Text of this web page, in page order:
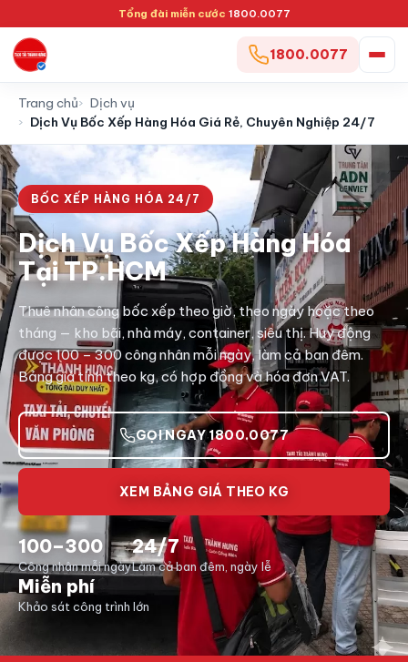
Tổng đài miễn cước 1800.0077
1800.0077
Trang chủ
Dịch vụ
Dịch Vụ Bốc Xếp Hàng Hóa Giá Rẻ, Chuyên Nghiệp 24/7
BỐC XẾP HÀNG HÓA 24/7
Dịch Vụ Bốc Xếp Hàng Hóa
Tại TP.HCM
Thuê nhân công bốc xếp theo giờ, theo ngày hoặc theo
tháng — kho bãi, nhà máy, container, siêu thị. Huy động
được 100 – 300 công nhân mỗi ngày, làm cả ban đêm.
Bảng giá tính theo kg, có hợp đồng và hóa đơn VAT.
GỌI NGAY 1800.0077
XEM BẢNG GIÁ THEO KG
100–300
Công nhân mỗi ngày
24/7
Làm cả ban đêm, ngày lễ
Miễn phí
Khảo sát công trình lớn